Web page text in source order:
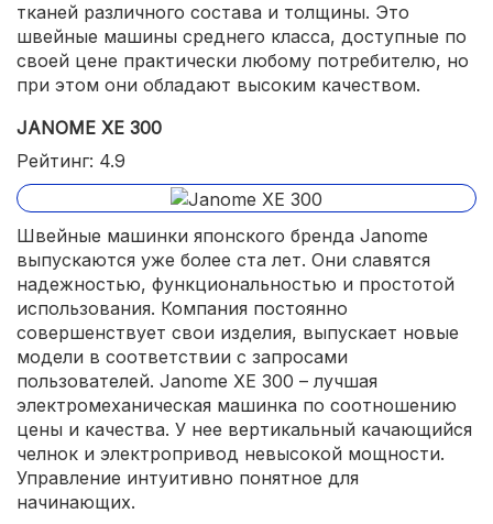
тканей различного состава и толщины. Это
швейные машины среднего класса, доступные по
своей цене практически любому потребителю, но
при этом они обладают высоким качеством.
JANOME XE 300
Рейтинг: 4.9
Швейные машинки японского бренда Janome
выпускаются уже более ста лет. Они славятся
надежностью, функциональностью и простотой
использования. Компания постоянно
совершенствует свои изделия, выпускает новые
модели в соответствии с запросами
пользователей. Janome XE 300 – лучшая
электромеханическая машинка по соотношению
цены и качества. У нее вертикальный качающийся
челнок и электропривод невысокой мощности.
Управление интуитивно понятное для
начинающих.